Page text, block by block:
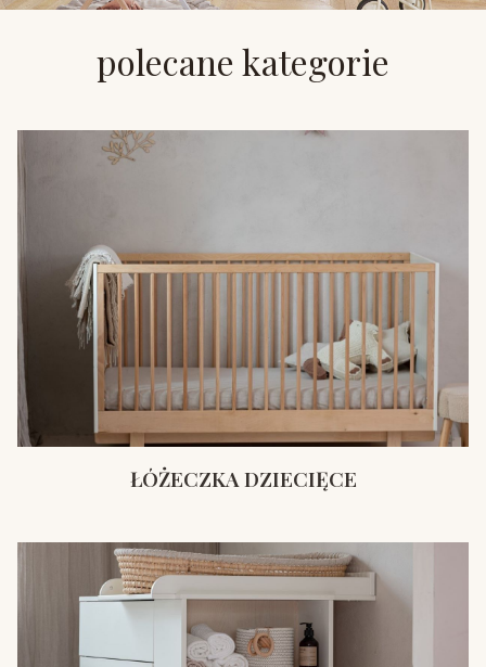
polecane kategorie
ŁÓŻECZKA DZIECIĘCE